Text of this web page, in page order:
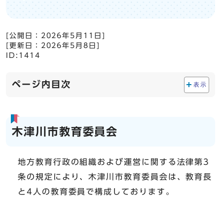
[公開日： 2026年5月11日
[更新日： 2026年5月8日
ID:1414
ページ内目次 表示
木津川市教育委員会
地方教育行政の組織および運営に関する法律第3
条の規定により、木津川市教育委員会は、教育長
と4人の教育委員で構成しております。